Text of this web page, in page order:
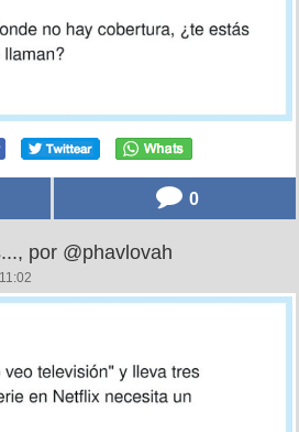
0
por @phavlovah